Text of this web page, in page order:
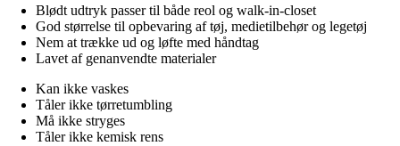
Blødt udtryk passer til både reol og walk-in-closet
God størrelse til opbevaring af tøj, medietilbehør og legetøj
Nem at trække ud og løfte med håndtag
Lavet af genanvendte materialer
Kan ikke vaskes
Tåler ikke tørretumbling
Må ikke stryges
Tåler ikke kemisk rens